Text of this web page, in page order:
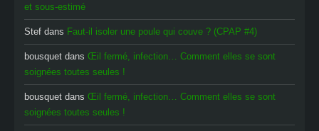
et sous-estimé
Stef dans Faut-il isoler une poule qui couve ? (CPAP #4)
bousquet dans Œil fermé, infection… Comment elles se sont
soignées toutes seules !
bousquet dans Œil fermé, infection… Comment elles se sont
soignées toutes seules !